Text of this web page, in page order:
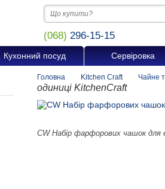
(068) 296-15-15
Кухонний посуд Сервіровка
Головна Kitchen Craft Чайне
одиниці KitchenCraft
CW Набір фарфорових чашок для